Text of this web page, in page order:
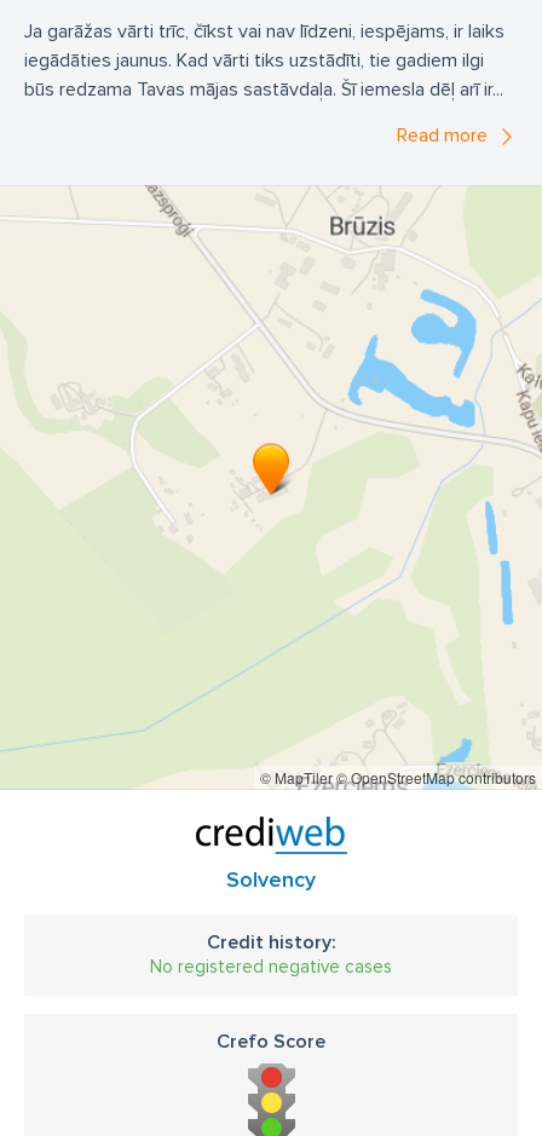
Ja garāžas vārti trīc, čīkst vai nav līdzeni, iespējams, ir laiks
iegādāties jaunus. Kad vārti tiks uzstādīti, tie gadiem ilgi
būs redzama Tavas mājas sastāvdaļa. Šī iemesla dēļ arī ir...
Read more
© MapTiler© OpenStreetMap contributors
Solvency
Credit history:
No registered negative cases
Crefo Score